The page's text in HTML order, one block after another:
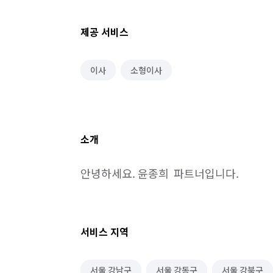
제공 서비스
이사 소형이사
소개
안녕하세요. 윤종희  파트너입니다.
서비스 지역
서울 강남구 서울 강동구 서울 강북구